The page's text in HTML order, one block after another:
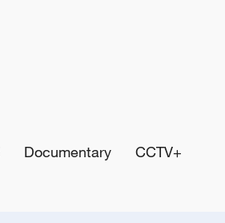
Documentary CCTV+